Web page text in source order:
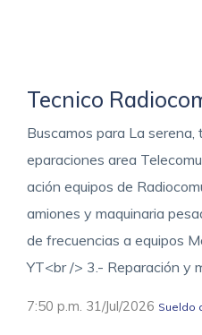
Tecnico
Buscamos para La
eparaciones area
ación equipos de
amiones y maquinaria
de frecuencias a equipos
YT<br /> 3.- Reparación y
7:50 p.m. 31/Jul/2026 Sueldo